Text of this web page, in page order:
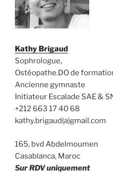
Kathy Brigaud
Sophrologue,
Ostéopathe.DO de
Ancienne gymnaste
Initiateur Escalade SAE &
+212 663 17 40 68
kathy.brigaud(a)gmail.com
165, bvd Abdelmoumen
Casablanca, Maroc
Sur RDV uniquement